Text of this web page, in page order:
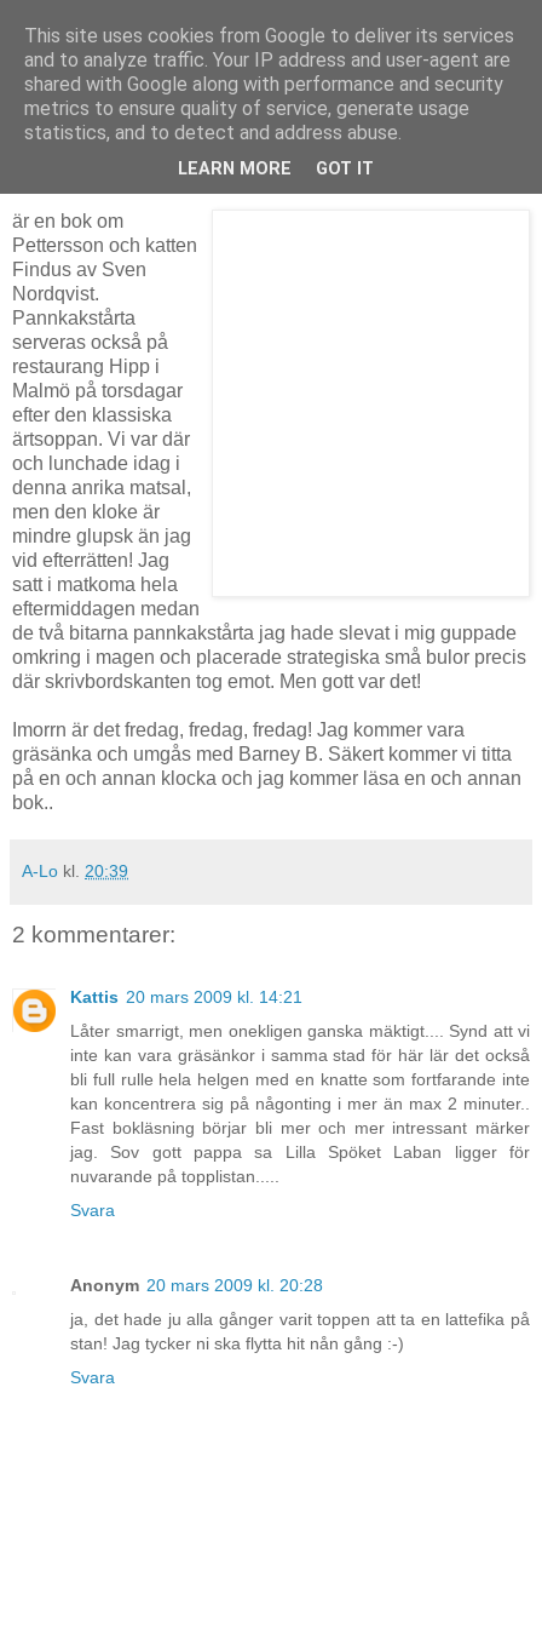
The Book Pond
torsdag 19 mars 2009
Pannkakstårtan
är en bok om
Pettersson och katten
Findus av Sven
Nordqvist.
Pannkakstårta
serveras också på
restaurang Hipp i
Malmö på torsdagar
efter den klassiska
ärtsoppan. Vi var där
och lunchade idag i
denna anrika matsal,
men den kloke är
mindre glupsk än jag
vid efterrätten! Jag
satt i matkoma hela
eftermiddagen medan
de två bitarna pannkakstårta jag hade slevat i mig guppade
omkring i magen och placerade strategiska små bulor precis
där skrivbordskanten tog emot. Men gott var det!
Imorrn är det fredag, fredag, fredag! Jag kommer vara
gräsänka och umgås med Barney B. Säkert kommer vi titta
på en och annan klocka och jag kommer läsa en och annan
bok..
A-Lo kl. 20:39
2 kommentarer:
Kattis 20 mars 2009 kl. 14:21
Låter smarrigt, men onekligen ganska mäktigt.... Synd att vi
inte kan vara gräsänkor i samma stad för här lär det också
bli full rulle hela helgen med en knatte som fortfarande inte
kan koncentrera sig på någonting i mer än max 2 minuter..
Fast bokläsning börjar bli mer och mer intressant märker
jag. Sov gott pappa sa Lilla Spöket Laban ligger för
nuvarande på topplistan.....
Svara
Anonym 20 mars 2009 kl. 20:28
ja, det hade ju alla gånger varit toppen att ta en lattefika på
stan! Jag tycker ni ska flytta hit nån gång :-)
Svara
This site uses cookies from Google to deliver its services
and to analyze traffic. Your IP address and user-agent are
shared with Google along with performance and security
metrics to ensure quality of service, generate usage
statistics, and to detect and address abuse.
LEARN MORE GOT IT